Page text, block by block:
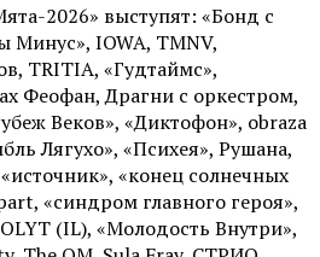
2026» выступят: «Бонд с
Минус», IOWA, TMNV,
TRITIA, «Гудтаймс»,
Феофан, Драгни с оркестром,
Веков», «Диктофон», obraza
Лягухо», «Психея», Рушана,
«конец солнечных
«синдром главного героя»,
(IL), «Молодость Внутри»,